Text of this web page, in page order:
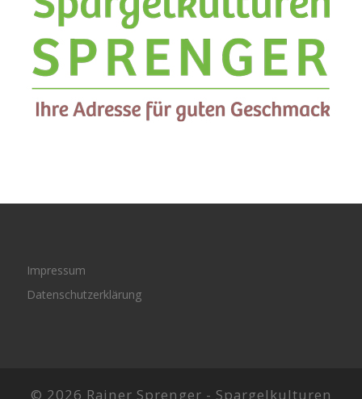
Impressum
Datenschutzerklärung
© 2026 Rainer Sprenger - Spargelkulturen